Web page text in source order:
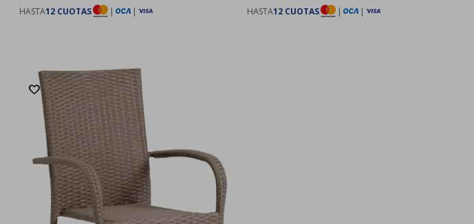
HASTA12 CUOTAS | | HASTA12 CUOTAS | |